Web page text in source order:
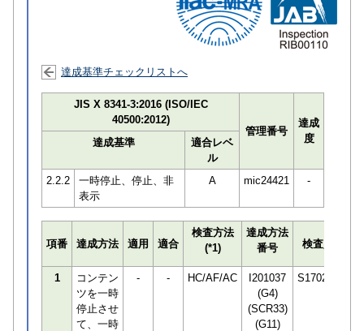
達成基準チェックリストへ
JIS X 8341-3:2016 (ISO/IEC
40500:2012)
管理番号
達成
度
達成基準
適合レベ
ル
2.2.2
一時停止、停止、非
表示
A mic24421 -
項番 達成方法 適用 適合
検査方法
(*1)
達成方法
番号
検査員
1
コンテン
ツを一時
停止させ
て、一時
- - HC/AF/AC
I201037
(G4)
(SCR33)
(G11)
S170294